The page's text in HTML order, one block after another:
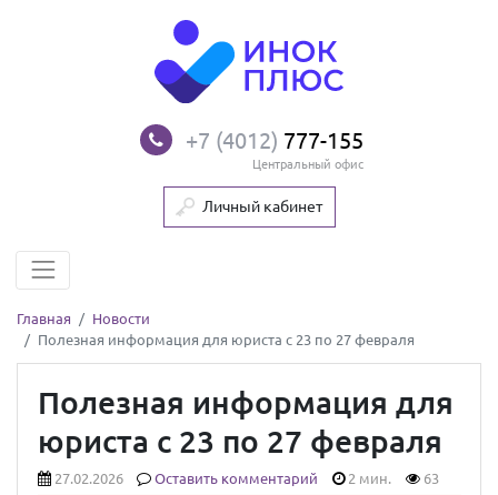
+7 (4012) 777-155
Центральный офис
Личный кабинет
Главная
Новости
Полезная информация для юриста с 23 по 27 февраля
Полезная информация для
юриста с 23 по 27 февраля
27.02.2026 Оставить комментарий 2 мин. 63